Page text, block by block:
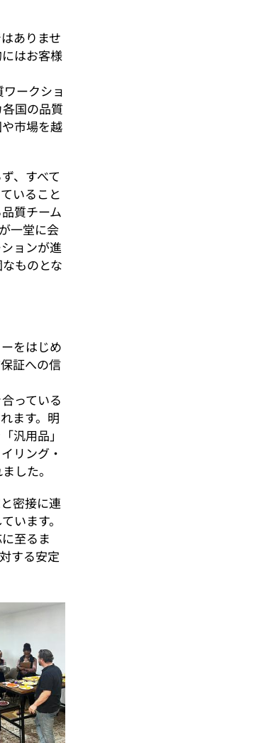
ありませ
はお客様
ークショ
国の品質
市場を越
、すべて
いること
質チーム
一堂に会
ョンが進
ものとな
をはじめ
証への信
っている
ます。明
汎用品」
リング・
した。
密接に連
います。
至るま
する安定